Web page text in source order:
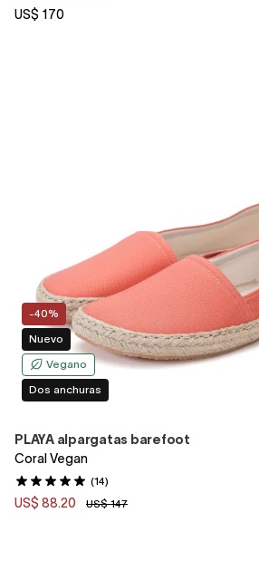
US$ 170
-40%
Nuevo
Vegano
Dos anchuras
PLAYA alpargatas barefoot
Coral Vegan
(14)
US$ 88.20 US$ 147